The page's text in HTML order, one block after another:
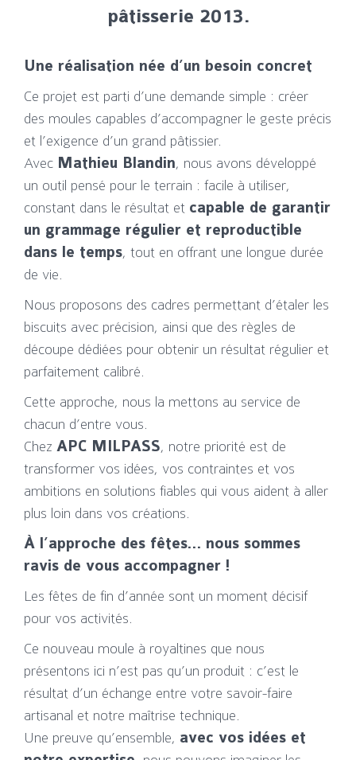
pâtisserie 2013.
Une réalisation née d’un besoin concret
Ce projet est parti d’une demande simple : créer
des moules capables d’accompagner le geste précis
et l’exigence d’un grand pâtissier.
Avec Mathieu Blandin, nous avons développé
un outil pensé pour le terrain : facile à utiliser,
constant dans le résultat et capable de garantir
un grammage régulier et reproductible
dans le temps, tout en offrant une longue durée
de vie.
Nous proposons des cadres permettant d’étaler les
biscuits avec précision, ainsi que des règles de
découpe dédiées pour obtenir un résultat régulier et
parfaitement calibré.
Cette approche, nous la mettons au service de
chacun d’entre vous.
Chez APC MILPASS, notre priorité est de
transformer vos idées, vos contraintes et vos
ambitions en solutions fiables qui vous aident à aller
plus loin dans vos créations.
À l’approche des fêtes… nous sommes
ravis de vous accompagner !
Les fêtes de fin d’année sont un moment décisif
pour vos activités.
Ce nouveau moule à royaltines que nous
présentons ici n’est pas qu’un produit : c’est le
résultat d’un échange entre votre savoir-faire
artisanal et notre maîtrise technique.
Une preuve qu’ensemble, avec vos idées et